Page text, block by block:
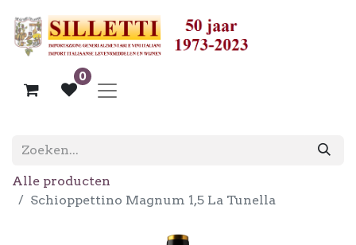
0
Alle producten
Schioppettino Magnum 1,5 La Tunella